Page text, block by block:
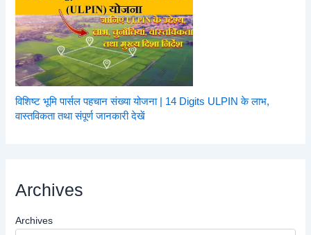
विशिष्ट भूमि पार्सल पहचान संख्या योजना | 14 Digits ULPIN के लाभ,
वास्तविकता तथा संपूर्ण जानकारी देखें
Archives
Archives